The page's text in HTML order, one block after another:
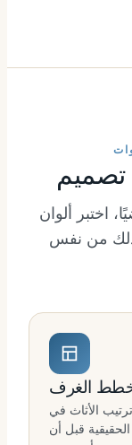
اختبر ألوان
ذلك من نفس
الغرف
ترتيب الأثاث في
قبل أن